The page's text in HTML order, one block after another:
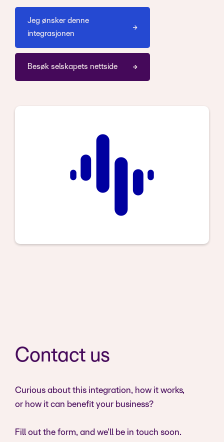
Jeg ønsker denne
integrasjonen
Besøk selskapets nettside
Contact us
Curious about this integration, how it works,
or how it can benefit your business?
Fill out the form, and we’ll be in touch soon.